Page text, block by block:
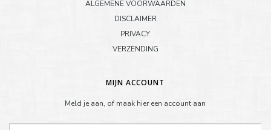
ALGEMENE VOORWAARDEN
DISCLAIMER
PRIVACY
VERZENDING
MIJN ACCOUNT
Meld je aan, of maak hier een account aan